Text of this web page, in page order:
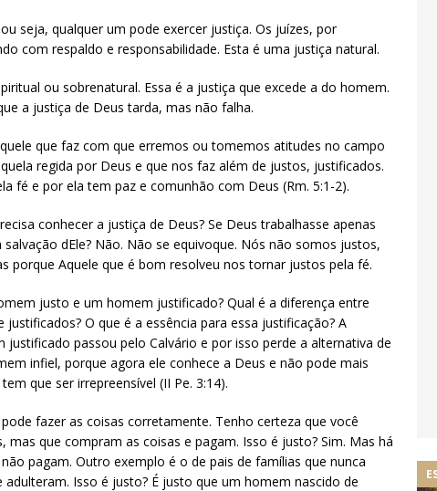
seja, qualquer um pode exercer justiça. Os juízes, por
com respaldo e responsabilidade. Esta é uma justiça natural.
ou sobrenatural. Essa é a justiça que excede a do homem.
a justiça de Deus tarda, mas não falha.
que faz com que erremos ou tomemos atitudes no campo
regida por Deus e que nos faz além de justos, justificados.
fé e por ela tem paz e comunhão com Deus (Rm. 5:1-2).
conhecer a justiça de Deus? Se Deus trabalhasse apenas
dEle? Não. Não se equivoque. Nós não somos justos,
porque Aquele que é bom resolveu nos tornar justos pela fé.
justo e um homem justificado? Qual é a diferença entre
O que é a essência para essa justificação? A
passou pelo Calvário e por isso perde a alternativa de
infiel, porque agora ele conhece a Deus e não pode mais
que ser irrepreensível (II Pe. 3:14).
fazer as coisas corretamente. Tenho certeza que você
mas que compram as coisas e pagam. Isso é justo? Sim. Mas há
pagam. Outro exemplo é o de pais de famílias que nunca
Isso é justo? É justo que um homem nascido de